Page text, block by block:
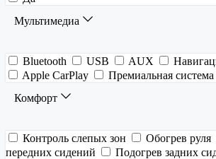
Мультимедиа
Bluetooth USB AUX
Apple CarPlay
Премиальная система
Комфорт
Контроль слепых зон Обогрев руля
передних сидений
Подогрев задних